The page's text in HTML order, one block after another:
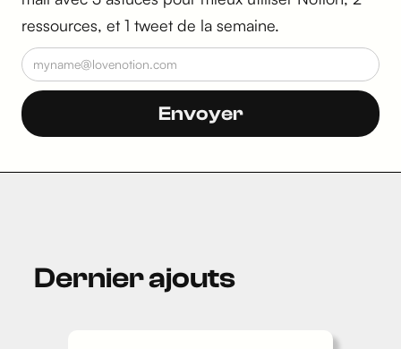
ressources, et 1 tweet de la semaine.
Dernier ajouts